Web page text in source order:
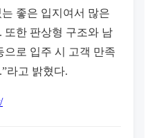
좋은 입지여서 많은
또한 판상형 구조와 남
으로 입주 시 고객 만족
라고 밝혔다.